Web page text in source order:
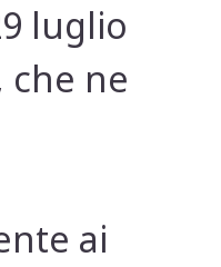
luglio
che ne
ai